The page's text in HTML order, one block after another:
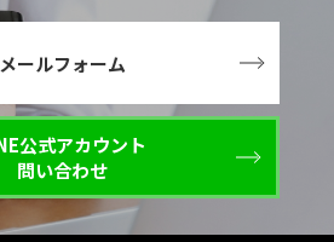
メールフォーム
公式アカウント
問い合わせ